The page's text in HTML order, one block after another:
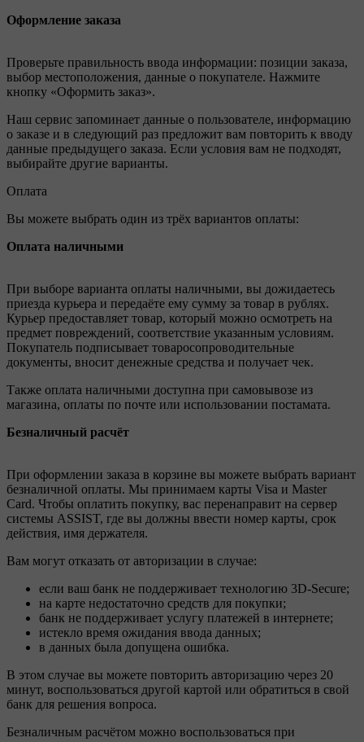
Оформление заказа
Проверьте правильность ввода информации: позиции заказа,
выбор местоположения, данные о покупателе. Нажмите
кнопку «Оформить заказ».
Наш сервис запоминает данные о пользователе, информацию
о заказе и в следующий раз предложит вам повторить к вводу
данные предыдущего заказа. Если условия вам не подходят,
выбирайте другие варианты.
Оплата
Вы можете выбрать один из трёх вариантов оплаты:
Оплата наличными
При выборе варианта оплаты наличными, вы дожидаетесь
приезда курьера и передаёте ему сумму за товар в рублях.
Курьер предоставляет товар, который можно осмотреть на
предмет повреждений, соответствие указанным условиям.
Покупатель подписывает товаросопроводительные
документы, вносит денежные средства и получает чек.
Также оплата наличными доступна при самовывозе из
магазина, оплаты по почте или использовании постамата.
Безналичный расчёт
При оформлении заказа в корзине вы можете выбрать вариант
безналичной оплаты. Мы принимаем карты Visa и Master
Card. Чтобы оплатить покупку, вас перенаправит на сервер
системы ASSIST, где вы должны ввести номер карты, срок
действия, имя держателя.
Вам могут отказать от авторизации в случае:
если ваш банк не поддерживает технологию 3D-Secure;
на карте недостаточно средств для покупки;
банк не поддерживает услугу платежей в интернете;
истекло время ожидания ввода данных;
в данных была допущена ошибка.
В этом случае вы можете повторить авторизацию через 20
минут, воспользоваться другой картой или обратиться в свой
банк для решения вопроса.
Безналичным расчётом можно воспользоваться при